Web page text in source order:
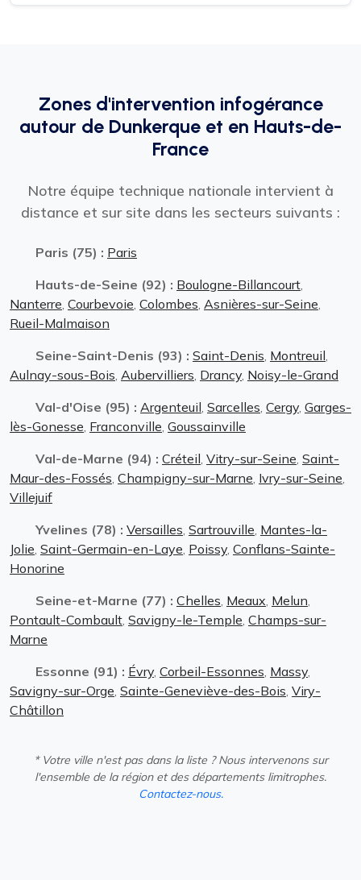
Zones d'intervention infogérance
autour de Dunkerque et en Hauts-de-
France
Notre équipe technique nationale intervient à
distance et sur site dans les secteurs suivants :
Paris (75) : Paris
Hauts-de-Seine (92) : Boulogne-Billancourt
Nanterre Courbevoie Colombes Asnières-sur-Seine
Rueil-Malmaison
Seine-Saint-Denis (93) : Saint-Denis Montreuil
Aulnay-sous-Bois Aubervilliers Drancy Noisy-le-Grand
Val-d'Oise (95) : Argenteuil Sarcelles Cergy Garges-
lès-Gonesse Franconville Goussainville
Val-de-Marne (94) : Créteil Vitry-sur-Seine Saint-
Maur-des-Fossés Champigny-sur-Marne Ivry-sur-Seine
Villejuif
Yvelines (78) : Versailles Sartrouville Mantes-la-
Jolie Saint-Germain-en-Laye Poissy Conflans-Sainte-
Honorine
Seine-et-Marne (77) : Chelles Meaux Melun
Pontault-Combault Savigny-le-Temple Champs-sur-
Marne
Essonne (91) : Évry Corbeil-Essonnes Massy
Savigny-sur-Orge Sainte-Geneviève-des-Bois Viry-
Châtillon
* Votre ville n'est pas dans la liste ? Nous intervenons sur
l'ensemble de la région et des départements limitrophes.
Contactez-nous.